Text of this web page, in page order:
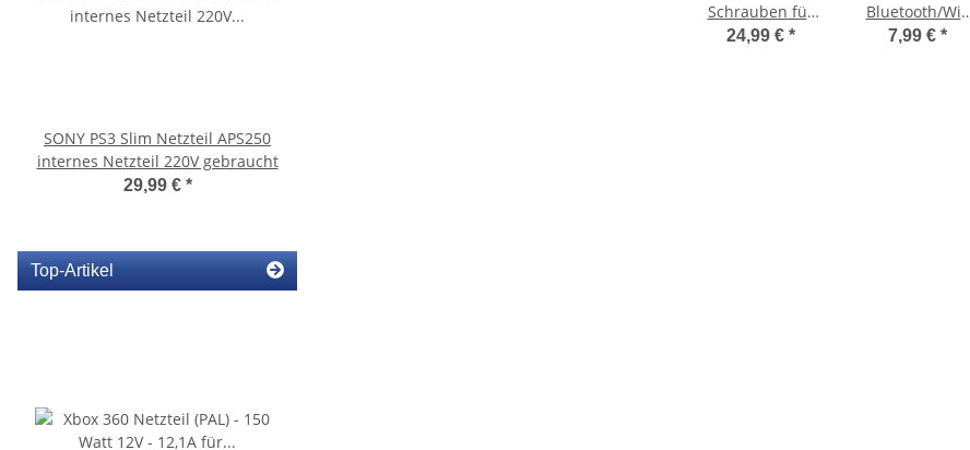
Schrauben für
PS5 Slim Model
24,99 € *
Bluetooth/Wifi
Antenne für
7,99 € *
SONY PS3 Slim Netzteil APS250
internes Netzteil 220V gebraucht
29,99 € *
Top-Artikel